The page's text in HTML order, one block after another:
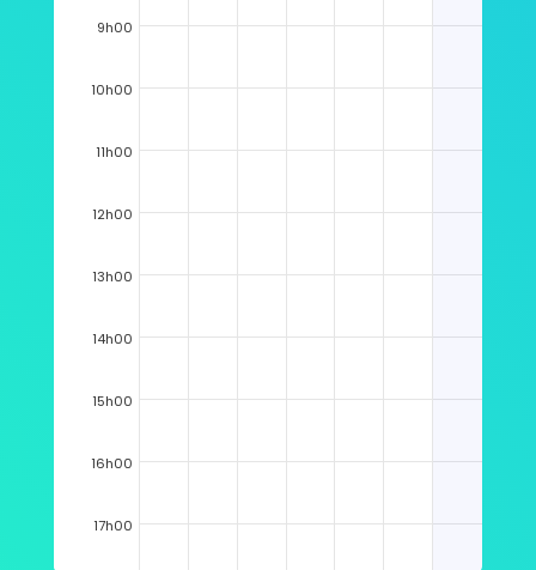
9h00
10h00
11h00
12h00
13h00
14h00
15h00
16h00
17h00